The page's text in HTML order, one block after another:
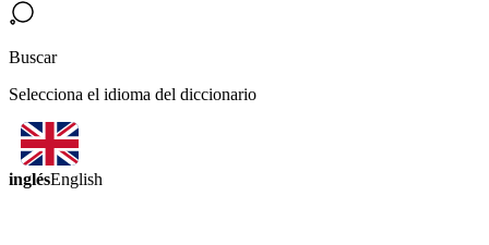
Buscar
Selecciona el idioma del diccionario
inglésEnglish